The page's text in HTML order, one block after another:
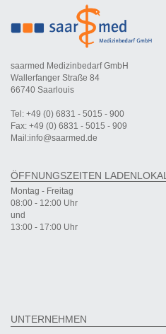
saarmed Medizinbedarf GmbH
Wallerfanger Straße 84
66740 Saarlouis
Tel: +49 (0) 6831 - 5015 - 900
Fax: +49 (0) 6831 - 5015 - 909
Mail:info@saarmed.de
ÖFFNUNGSZEITEN LADENLOKAL
Montag - Freitag
08:00 - 12:00 Uhr
und
13:00 - 17:00 Uhr
UNTERNEHMEN